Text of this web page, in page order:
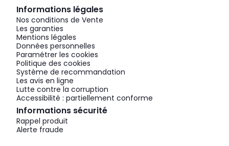
Informations légales
Nos conditions de Vente
Les garanties
Mentions légales
Données personnelles
Paramétrer les cookies
Politique des cookies
Système de recommandation
Les avis en ligne
Lutte contre la corruption
Accessibilité : partiellement conforme
Informations sécurité
Rappel produit
Alerte fraude